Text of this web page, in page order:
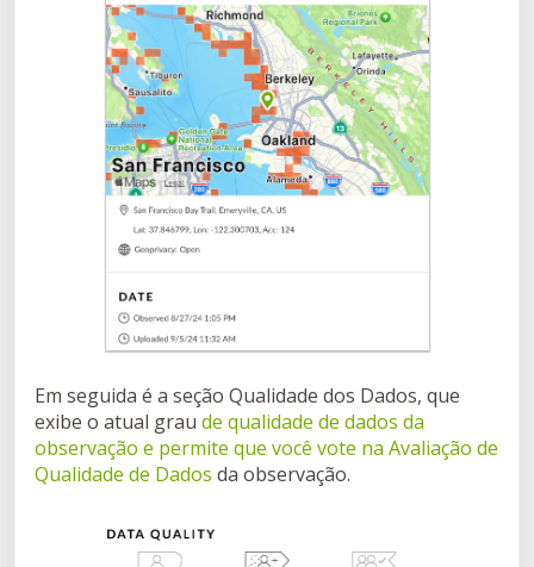
Em seguida é a seção Qualidade dos Dados, que
exibe o atual grau de qualidade de dados da
observação e permite que você vote na Avaliação de
Qualidade de Dados da observação.